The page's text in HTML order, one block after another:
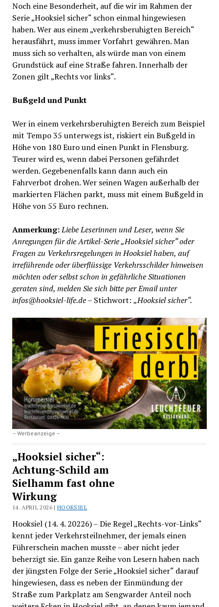
Noch eine Besonderheit, auf die wir im Rahmen der
Serie „Hooksiel sicher“ schon einmal hingewiesen
haben. Wer aus einem „verkehrsberuhigten Bereich“
herausfährt, muss immer Vorfahrt gewähren. Man
muss sich so verhalten, als würde man von einem
Grundstück auf eine Straße fahren. Innerhalb der
Zonen gilt „Rechts vor links“.
Bußgeld und Punkt
Wer in einem verkehrsberuhigten Bereich zum Beispiel
mit Tempo 35 unterwegs ist, riskiert ein Bußgeld in
Höhe von 180 Euro und einen Punkt in Flensburg.
Teurer wird es, wenn dabei Personen gefährdet
werden. Gegebenenfalls kann dann auch ein
Fahrverbot drohen. Wer seinen Wagen außerhalb der
markierten Flächen parkt, muss mit einem Bußgeld in
Höhe von 55 Euro rechnen.
Anmerkung:Liebe Leserinnen und Leser, wenn Sie
Anregungen für die Artikel-Serie „Hooksiel sicher“ oder
Fragen zu Verkehrsregelungen in Hooksiel haben, auf
irreführende oder überflüssige Verkehrsschilder hinweisen
möchten oder selbst schon in gefährliche Situationen
geraten sind, melden Sie sich bitte per Email unter
infos@hooksiel-life.de– Stichwort: „Hooksiel sicher“.
– Werbeanzeige –
„Hooksiel sicher“:
Achtung-Schild am
Sielhamm fast ohne
Wirkung
14. APRIL 2026 |HOOKSIEL
Hooksiel (14. 4. 20226) – Die Regel „Rechts-vor-Links“
kennt jeder Verkehrsteilnehmer, der jemals einen
Führerschein machen musste – aber nicht jeder
beherzigt sie. Ein ganze Reihe von Lesern haben nach
der jüngsten Folge der Serie „Hooksiel sicher“ darauf
hingewiesen, dass es neben der Einmündung der
Straße zum Parkplatz am Sengwarder Anteil noch